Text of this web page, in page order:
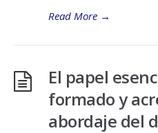
Read More →
El papel
formado y
abordaje del